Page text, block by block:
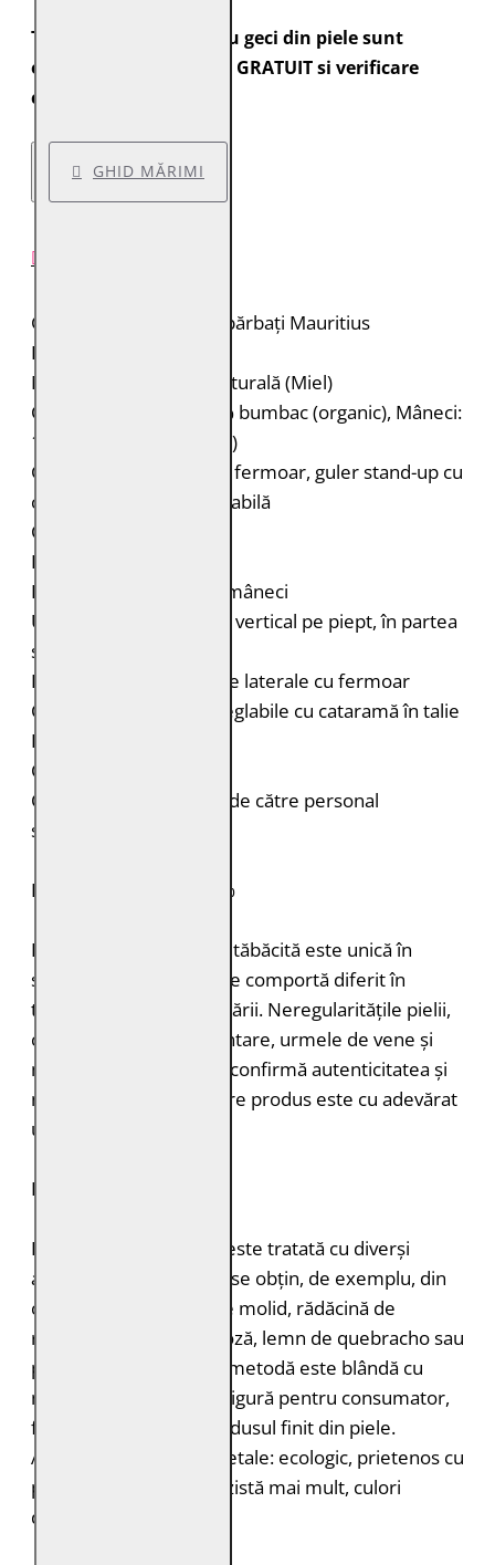
Toate comenzile pentru geci din piele sunt
expediate cu transport GRATUIT si verificare
colet.
GHID MĂRIMI
Geacă de piele pentru bărbați Mauritius
Brand: Mauritius
Material: 100% piele naturală (Miel)
Căptușeală: Corp: 100% bumbac (organic), Mâneci:
100% poliester (reciclat)
Geacă de piele biker cu fermoar, guler stand-up cu
cataramă și glugă detașabilă
Cusături decorative
Petice pe piept
Dungi contrastante pe mâneci
Un buzunar cu fermoar vertical pe piept, în partea
stângă
Două buzunare verticale laterale cu fermoar
Curele laterale duble reglabile cu cataramă în talie
Fermoar la mâneci
Croială: Regular Fit
Curățare: Spălare doar de către personal
specializat
PIELE NATURALĂ: 100%
Fiecare bucată de piele tăbăcită este unică în
structură, grosimea și se comportă diferit în
timpul vopsirii și procesării. Neregularitățile pielii,
cum ar fi petele pigmentare, urmele de vene și
mușcăturile de insecte confirmă autenticitatea și
naturalețea pielii. Fiecare produs este cu adevărat
unic.
DURABILITATE
Pielea tăbăcită vegetal este tratată cu diverși
agenți de tăbăcire care se obțin, de exemplu, din
coajă de stejar, coajă de molid, rădăcină de
rubarbă, coajă de mimoză, lemn de quebracho sau
păstăi de tara. Această metodă este blândă cu
mediul înconjurător și sigură pentru consumator,
fără a lăsa toxine în produsul finit din piele.
Avantajele tăbăcirii vegetale: ecologic, prietenos cu
pielea, miros plăcut, rezistă mai mult, culori
deosebite.